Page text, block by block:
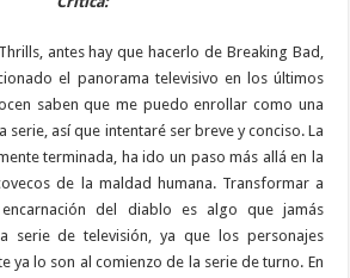
antes hay que hacerlo de Breaking Bad,
el panorama televisivo en los últimos
saben que me puedo enrollar como una
serie, así que intentaré ser breve y conciso. La
terminada, ha ido un paso más allá en la
de la maldad humana. Transformar a
del diablo es algo que jamás
serie de televisión, ya que los personajes
ya lo son al comienzo de la serie de turno. En